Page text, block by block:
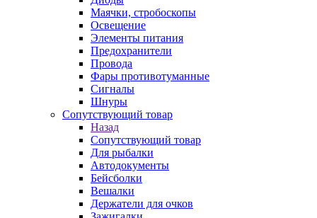
Маячки, стробоскопы
Освещение
Элементы питания
Предохранители
Провода
Фары противотуманные
Сигналы
Шнуры
Сопутствующий товар
Назад
Сопутствующий товар
Для рыбалки
Автодокументы
Бейсболки
Вешалки
Держатели для очков